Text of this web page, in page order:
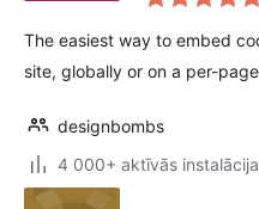
The easiest way to embed
site, globally or on a per-
designbombs
4 000+ aktīvās